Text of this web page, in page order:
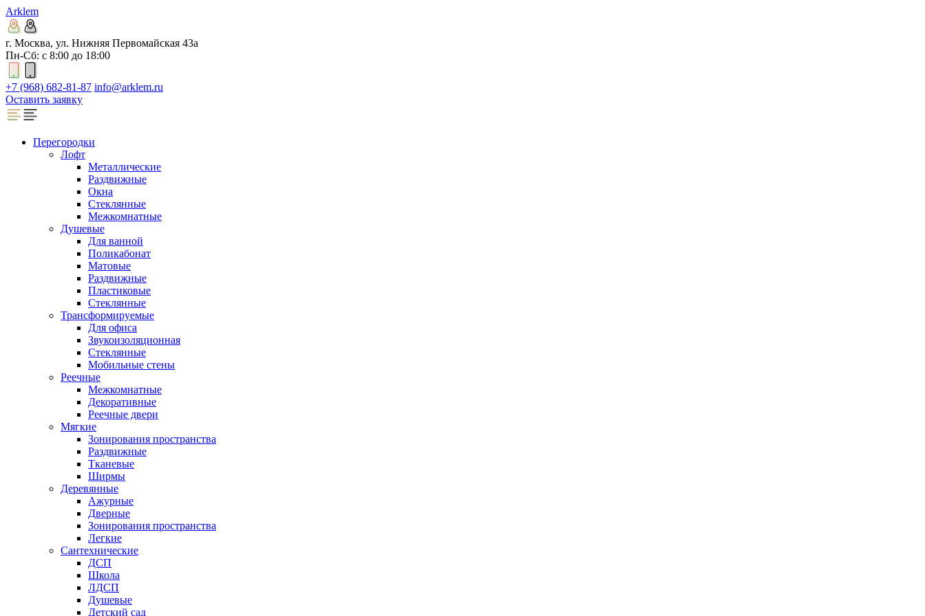
Arklem
г. Москва, ул. Нижняя Первомайская 43а
Пн-Сб: с 8:00 до 18:00
+7 (968) 682-81-87 info@arklem.ru
Оставить заявку
Перегородки
Лофт
Металлические
Раздвижные
Окна
Стеклянные
Межкомнатные
Душевые
Для ванной
Поликабонат
Матовые
Раздвижные
Пластиковые
Стеклянные
Трансформируемые
Для офиса
Звукоизоляционная
Стеклянные
Мобильные стены
Реечные
Межкомнатные
Декоративные
Реечные двери
Мягкие
Зонирования пространства
Раздвижные
Тканевые
Ширмы
Деревянные
Ажурные
Дверные
Зонирования пространства
Легкие
Сантехнические
ДСП
Школа
ЛДСП
Душевые
Детский сад